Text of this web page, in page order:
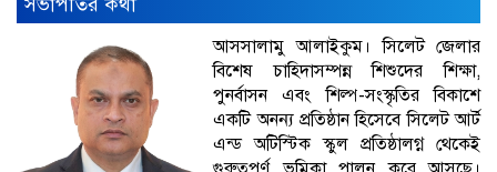
সভাপতির কথা
আসসালামু আলাইকুম। সিলেট জেলার
বিশেষ চাহিদাসম্পন্ন শিশুদের শিক্ষা,
পুনর্বাসন এবং শিল্প-সংস্কৃতির বিকাশে
একটি অনন্য প্রতিষ্ঠান হিসেবে সিলেট আর্ট
এন্ড অটিস্টিক স্কুল প্রতিষ্ঠালগ্ন থেকেই